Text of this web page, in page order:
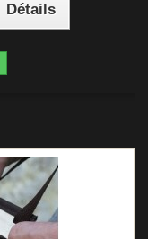
Détails